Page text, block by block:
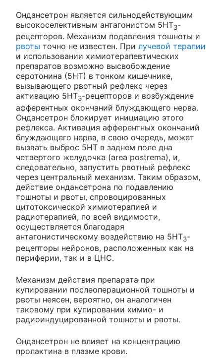
Ондансетрон является сильнодействующим
высокоселективным антагонистом 5НТ3-
рецепторов. Механизм подавления тошноты и
рвоты точно не известен. При лучевой терапии
и использовании химиотерапевтических
препаратов возможно высвобождение
серотонина (5НТ) в тонком кишечнике,
вызывающего рвотный рефлекс через
активацию 5НТ3-рецепторов и возбуждение
афферентных окончаний блуждающего нерва.
Ондансетрон блокирует инициацию этого
рефлекса. Активация афферентных окончаний
блуждающего нерва, в свою очередь, может
вызвать выброс 5НТ в заднем поле дна
четвертого желудочка (area postrema), и,
следовательно, запустить рвотный рефлекс
через центральный механизм. Таким образом,
действие ондансетрона по подавлению
тошноты и рвоты, спровоцированных
цитотоксической химиотерапией и
радиотерапией, по всей видимости,
осуществляется благодаря
антагонистическому воздействию на 5HТ3-
рецепторы нейронов, расположенных как на
периферии, так и в ЦНС.
Механизм действия препарата при
купировании послеоперационной тошноты и
рвоты неясен, вероятно, он аналогичен
таковому при купировании химио- и
радиоиндуцированной тошноты и рвоты.
Ондансетрон не влияет на концентрацию
пролактина в плазме крови.